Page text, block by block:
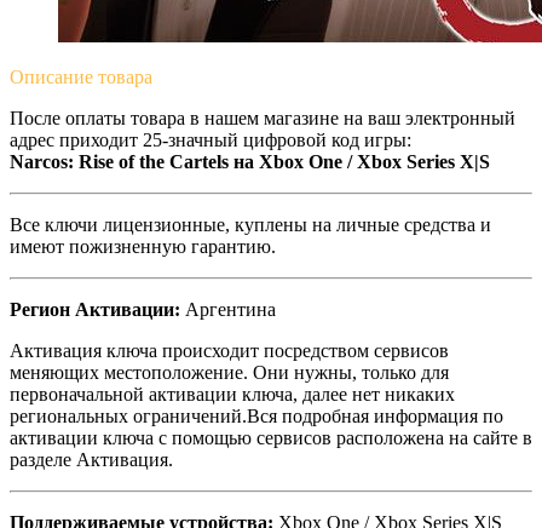
Описание товара
После оплаты товара в нашем магазине на ваш электронный
адрес приходит 25-значный цифровой код игры:
Narcos: Rise of the Cartels на Xbox One / Xbox Series X|S
Все ключи лицензионные, куплены на личные средства и
имеют пожизненную гарантию.
Регион Активации: Аргентина
Активация ключа происходит посредством сервисов
меняющих местоположение. Они нужны, только для
первоначальной активации ключа, далее нет никаких
региональных ограничений.Вся подробная информация по
активации ключа с помощью сервисов расположена на сайте в
разделе Активация.
Поддерживаемые устройства: Xbox One / Xbox Series X|S